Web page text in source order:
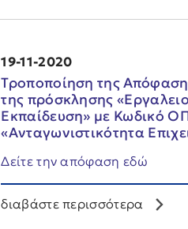
19-11-2020
Τροποποίηση της
της πρόσκλησης
Εκπαίδευση» με Κωδικό
«Ανταγωνιστικότητα
Δείτε την απόφαση εδώ
διαβάστε περισσότερα